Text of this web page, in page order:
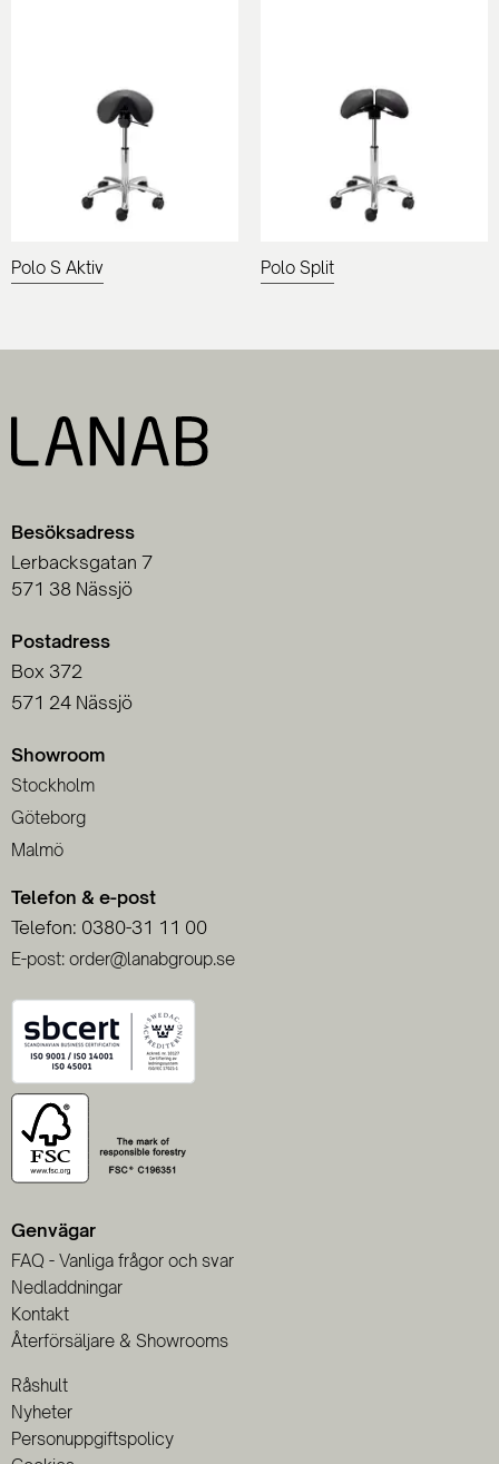
Polo S Aktiv Polo Split
Besöksadress
Lerbacksgatan 7
571 38 Nässjö
Postadress
Box 372
571 24 Nässjö
Showroom
Stockholm
Göteborg
Malmö
Telefon & e-post
Telefon: 0380-31 11 00
E-post: order@lanabgroup.se
Genvägar
FAQ - Vanliga frågor och svar
Nedladdningar
Kontakt
Återförsäljare & Showrooms
Råshult
Nyheter
Personuppgiftspolicy